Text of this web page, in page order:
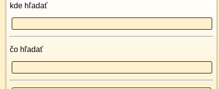
kde hľadať
čo hľadať